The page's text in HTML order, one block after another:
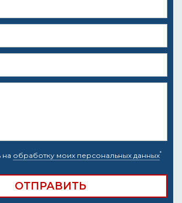
на обработку моих персональных данных*